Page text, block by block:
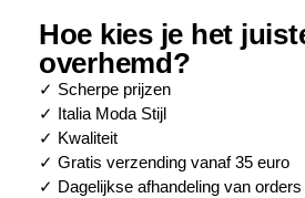
Hoe kies je het
overhemd?
✓ Scherpe prijzen
✓ Italia Moda Stijl
✓ Kwaliteit
✓ Gratis verzending vanaf 35 euro
✓ Dagelijkse afhandeling van orders